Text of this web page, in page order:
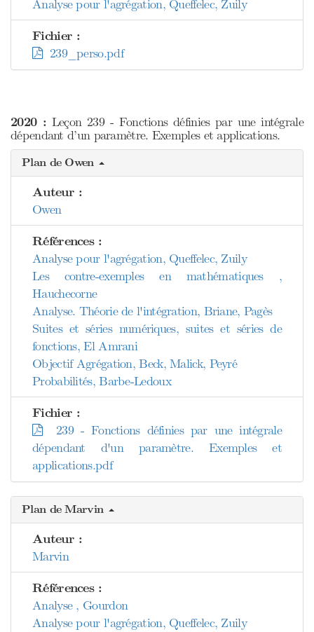
Analyse pour l'agrégation, Queffelec, Zuily
Fichier :
239_perso.pdf
2020 : Leçon 239 - Fonctions définies par une intégrale
dépendant d’un paramètre. Exemples et applications.
Plan de Owen
Auteur :
Owen
Références :
Analyse pour l'agrégation, Queffelec, Zuily
Les contre-exemples en mathématiques ,
Hauchecorne
Analyse. Théorie de l'intégration, Briane, Pagès
Suites et séries numériques, suites et séries de
fonctions, El Amrani
Objectif Agrégation, Beck, Malick, Peyré
Probabilités, Barbe-Ledoux
Fichier :
239 - Fonctions définies par une intégrale
dépendant d'un paramètre. Exemples et
applications.pdf
Plan de Marvin
Auteur :
Marvin
Références :
Analyse , Gourdon
Analyse pour l'agrégation, Queffelec, Zuily